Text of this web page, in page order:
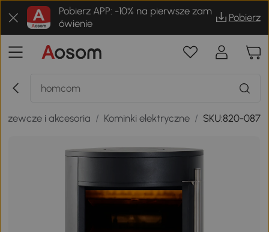
Pobierz APP: -10% na pierwsze zam
ówienie
Pobierz
i akcesoria / Kominki elektryczne / SKU:820-087